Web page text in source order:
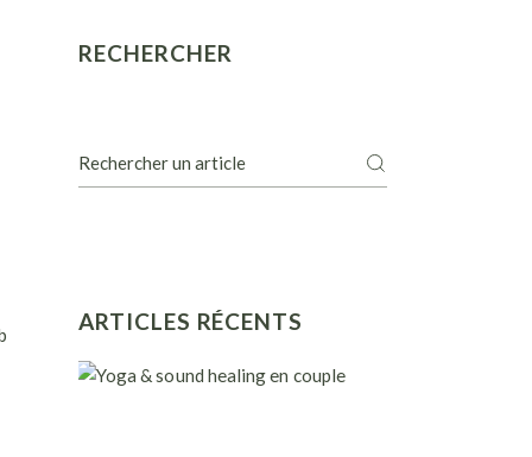
RECHERCHER
ARTICLES RÉCENTS